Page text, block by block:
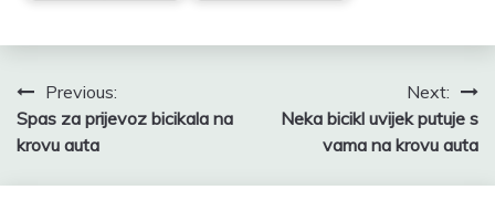
Navigacija
objava
Previous:
Spas za prijevoz bicikala na
krovu auta
Next:
Neka bicikl uvijek putuje s
vama na krovu auta